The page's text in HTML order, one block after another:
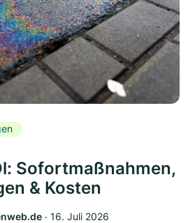
Sofortmaßnahmen,
& Kosten
‧ 16. Juli 2026